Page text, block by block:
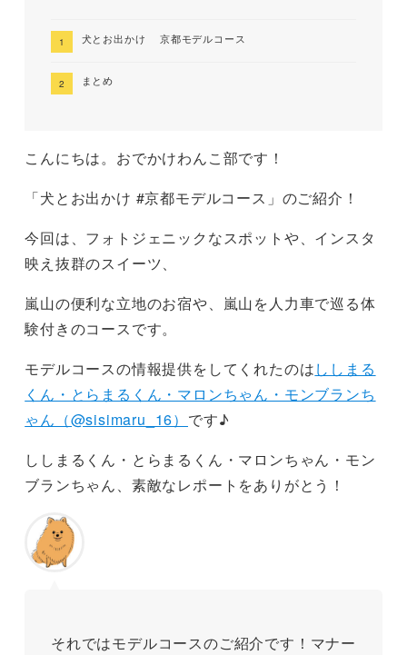
犬とお出かけ 京都モデルコース
まとめ
こんにちは。おでかけわんこ部です！
「犬とお出かけ #京都モデルコース」のご紹介！
今回は、フォトジェニックなスポットや、インスタ
映え抜群のスイーツ、
嵐山の便利な立地のお宿や、嵐山を人力車で巡る体
験付きのコースです。
モデルコースの情報提供をしてくれたのはししまる
くん・とらまるくん・マロンちゃん・モンブランち
ゃん（@sisimaru_16） です♪
ししまるくん・とらまるくん・マロンちゃん・モン
ブランちゃん、素敵なレポートをありがとう！
それではモデルコースのご紹介です！マナー